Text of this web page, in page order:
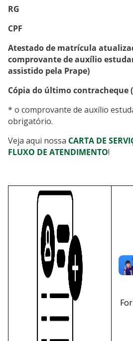
RG
CPF
Atestado de matrícula
comprovante de auxílio
assistido pela Prape)
Cópia do último contracheque
* o comprovante de auxílio
obrigatório.
Veja aqui nossa CARTA DE
FLUXO DE ATENDIMENTO!